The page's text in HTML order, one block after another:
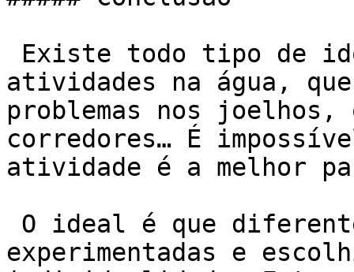
atividades na água,
problemas nos joelhos,
corredores… É
atividade é a melhor
experimentadas e